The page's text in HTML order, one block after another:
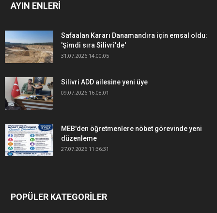
AYIN ENLERİ
Safaalan Kararı Danamandıra için emsal oldu:
'Şimdi sıra Silivri'de'
31.07.2026 14:00:05
Silivri ADD ailesine yeni üye
09.07.2026 16:08:01
MEB'den öğretmenlere nöbet görevinde yeni
düzenleme
27.07.2026 11:36:31
POPÜLER KATEGORİLER